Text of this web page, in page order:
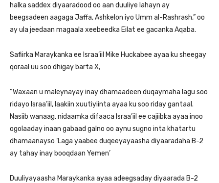
halka saddex diyaaradood oo aan duuliye lahayn ay
beegsadeen aagaga Jaffa, Ashkelon iyo Umm al-Rashrash,” oo
ay ula jeedaan magaala xeebeedka Eilat ee gacanka Aqaba.
Safiirka Maraykanka ee Israa’iil Mike Huckabee ayaa ku sheegay
qoraal uu soo dhigay barta X,
“Waxaan u maleynayay inay dhamaadeen duqaymaha lagu soo
ridayo Israa’iil, laakiin xuutiyiinta ayaa ku soo riday gantaal.
Nasiib wanaag, nidaamka difaaca Israa’iil ee cajiibka ayaa inoo
ogolaaday inaan gabaad galno oo aynu sugno inta khatartu
dhamaanayso ‘Laga yaabee duqeeyayaasha diyaaradaha B-2
ay tahay inay booqdaan Yemen’
Duuliyayaasha Maraykanka ayaa adeegsaday diyaarada B-2